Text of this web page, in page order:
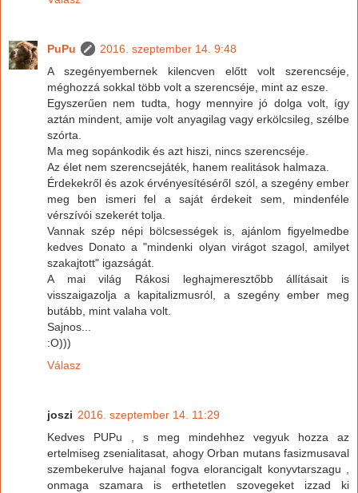
PuPu
2016. szeptember 14. 9:48
A szegényembernek kilencven előtt volt szerencséje,
méghozzá sokkal több volt a szerencséje, mint az esze.
Egyszerűen nem tudta, hogy mennyire jó dolga volt, így
aztán mindent, amije volt anyagilag vagy erkölcsileg, szélbe
szórta.
Ma meg sopánkodik és azt hiszi, nincs szerencséje.
Az élet nem szerencsejáték, hanem realitások halmaza.
Érdekekről és azok érvényesítéséről szól, a szegény ember
meg ben ismeri fel a saját érdekeit sem, mindenféle
vérszívói szekerét tolja.
Vannak szép népi bölcsességek is, ajánlom figyelmedbe
kedves Donato a "mindenki olyan virágot szagol, amilyet
szakajtott" igazságát.
A mai világ Rákosi leghajmeresztőbb állításait is
visszaigazolja a kapitalizmusról, a szegény ember meg
butább, mint valaha volt.
Sajnos...
:O)))
Válasz
joszi 2016. szeptember 14. 11:29
Kedves PUPu , s meg mindehhez vegyuk hozza az
ertelmiseg zsenialitasat, ahogy Orban mutans fasizmusaval
szembekerulve hajanal fogva elorancigalt konyvtarszagu ,
onmaga szamara is erthetetlen szovegeket izzad ki